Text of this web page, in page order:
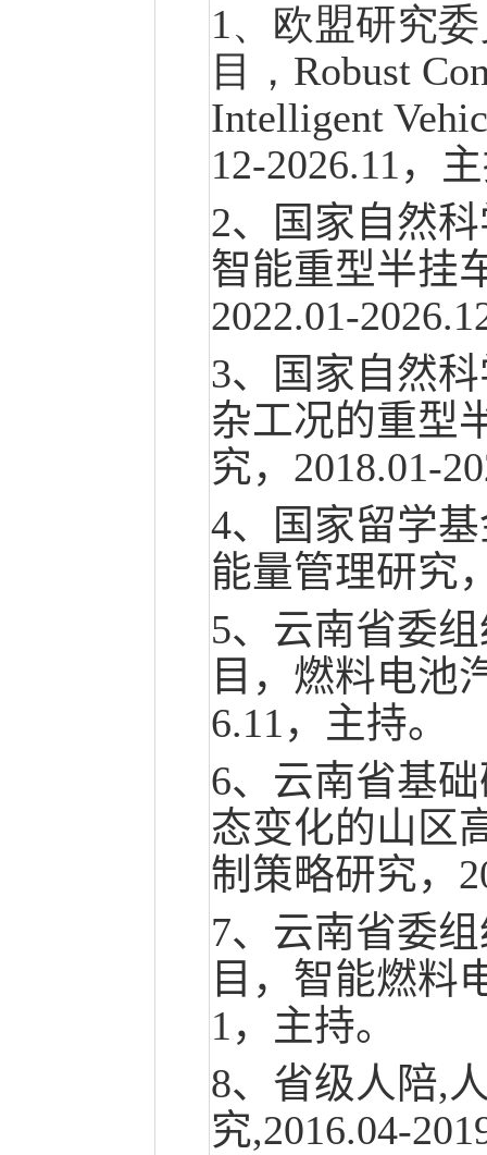
1、欧盟研究
目， Robust
Intelligent
12-2026.11，
2、国家自然
智能重型半挂
2022.01-
3、国家自然
杂工况的重型
究，2018.01-
4、国家留学
能量管理研究
5、云南省委
目，燃料电池
6.11，主持。
6、云南省基
态变化的山区
制策略研究，
7、云南省委
目，智能燃料
1，主持。
8、省级人陪,
究,2016.04-